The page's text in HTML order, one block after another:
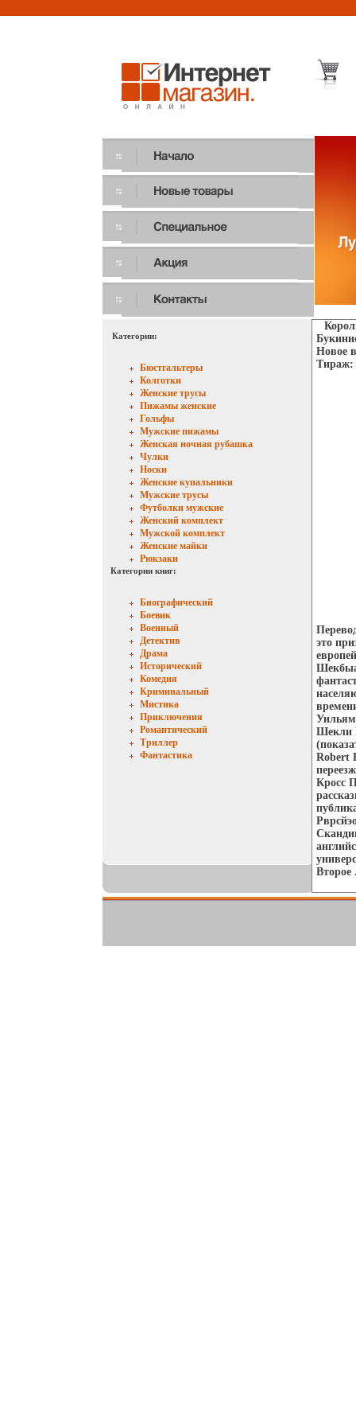
Категории:
Бюстгальтеры
Колготки
Женские трусы
Пижамы женские
Гольфы
Мужские пижамы
Женская ночная рубашка
Чулки
Носки
Женские купальники
Мужские трусы
Футболки мужские
Женский комплект
Мужской комплект
Женские майки
Рюкзаки
Категории книг:
Биографический
Боевик
Военный
Детектив
Драма
Исторический
Комедия
Криминальный
Мистика
Приключения
Романтический
Триллер
Фантастика
Новое
Тираж:
это
Уильям
Шекли
Robert
Кросс
Второе